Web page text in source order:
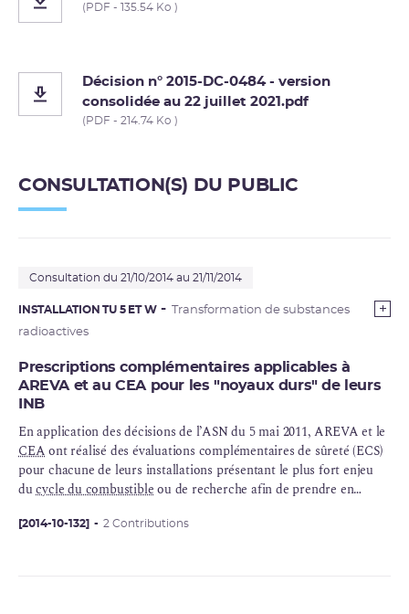
(PDF - 135.54 Ko )
Décision n° 2015-DC-0484 - version
consolidée au 22 juillet 2021.pdf
(PDF - 214.74 Ko )
CONSULTATION(S) DU PUBLIC
Consultation du 21/10/2014 au 21/11/2014
INSTALLATION TU 5 ET W
Transformation de substances
radioactives
Prescriptions complémentaires applicables à
AREVA et au CEA pour les "noyaux durs" de leurs
INB
En application des décisions de l’ASN du 5 mai 2011, AREVA et le
CEAont réalisé des évaluations complémentaires de sûreté (ECS)
pour chacune de leurs installations présentant le plus fort enjeu
ducycle du combustibleou de recherche afin de prendre en
l’approche de type « test de résistance » réalisé en Europe pour les
[2014-10-132] 2 Contributions